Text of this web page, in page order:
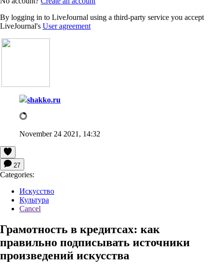
By logging in to LiveJournal using a third-party service you accept
LiveJournal's User agreement
shakko.ru
November 24 2021, 14:32
27
Categories:
Искусство
Культура
Cancel
Грамотность в кредитсах: как
правильно подписывать источники
произведений искусства